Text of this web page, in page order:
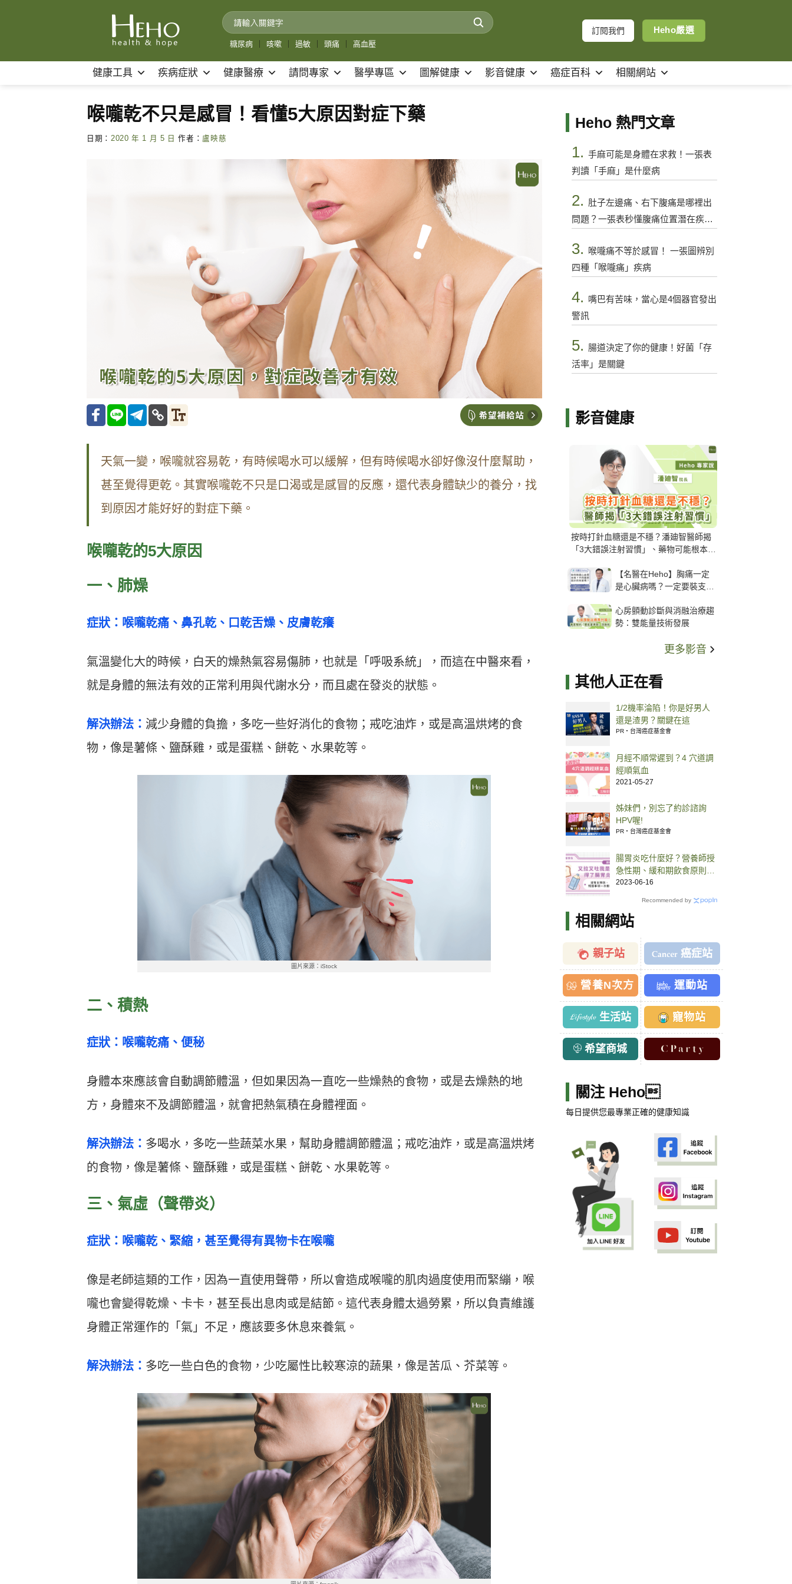
糖尿病 咳嗽 過敏 頭痛 高血壓
訂閱我們 Heho嚴選
健康工具 疾病症狀 健康醫療 請問專家 醫學專區 圖解健康 影音健康 癌症百科 相關網站
喉嚨乾不只是感冒！看懂5大原因對症下藥
日期： 2020 年 1 月 5 日 作者： 盧映慈
天氣一變，喉嚨就容易乾，有時候喝水可以緩解，但有時候喝水卻好像沒什麼幫助，
甚至覺得更乾。其實喉嚨乾不只是口渴或是感冒的反應，還代表身體缺少的養分，找
到原因才能好好的對症下藥。
喉嚨乾的5大原因
一、肺燥
症狀：喉嚨乾痛、鼻孔乾、口乾舌燥、皮膚乾癢
氣溫變化大的時候，白天的燥熱氣容易傷肺，也就是「呼吸系統」，而這在中醫來看，
就是身體的無法有效的正常利用與代謝水分，而且處在發炎的狀態。
解決辦法： 減少身體的負擔，多吃一些好消化的食物；戒吃油炸，或是高溫烘烤的食
物，像是薯條、鹽酥雞，或是蛋糕、餅乾、水果乾等。
圖片來源：iStock
二、積熱
症狀：喉嚨乾痛、便秘
身體本來應該會自動調節體溫，但如果因為一直吃一些燥熱的食物，或是去燥熱的地
方，身體來不及調節體溫，就會把熱氣積在身體裡面。
解決辦法： 多喝水，多吃一些蔬菜水果，幫助身體調節體溫；戒吃油炸，或是高溫烘烤
的食物，像是薯條、鹽酥雞，或是蛋糕、餅乾、水果乾等。
三、氣虛（聲帶炎）
症狀：喉嚨乾、緊縮，甚至覺得有異物卡在喉嚨
像是老師這類的工作，因為一直使用聲帶，所以會造成喉嚨的肌肉過度使用而緊繃，喉
嚨也會變得乾燥、卡卡，甚至長出息肉或是結節。這代表身體太過勞累，所以負責維護
身體正常運作的「氣」不足，應該要多休息來養氣。
解決辦法： 多吃一些白色的食物，少吃屬性比較寒涼的蔬果，像是苦瓜、芥菜等。
Heho 熱門文章
1. 手麻可能是身體在求救！一張表
判讀「手麻」是什麼病
2. 肚子左邊痛、右下腹痛是哪裡出
問題？一張表秒懂腹痛位置潛在疾病
3.
喉嚨痛不等於感冒！ 一張圖辨別
四種「喉嚨痛」疾病
4. 嘴巴有苦味，當心是4個器官發出
警訊
5. 腸道決定了你的健康！好菌「存
活率」是關鍵
影音健康
按時打針血糖還是不穩？潘廸智醫師揭
「3大錯誤注射習慣」、藥物可能根本沒
【名醫在Heho】胸痛一定
是心臟病嗎？一定要裝支
解析支架種類、風險與選擇
關鍵
心房顫動診斷與消融治療趨
勢：雙能量技術發展
更多影音
其他人正在看
1/2機率淪陷！你是好男人
還是渣男？關鍵在這
PR・台灣癌症基金會
月經不順常遲到？4 穴道調
經順氣血
2021-05-27
姊妹們，別忘了約診諮詢
HPV喔!
PR・台灣癌症基金會
腸胃炎吃什麼好？營養師授
急性期、緩和期飲食原則！
腸胃炎預防、照護事項一次
2023-06-16
Recommended by
相關網站
親子站 癌症站
營養N次方 運動站
生活站 寵物站
希望商城
關注 Heho
每日提供您最專業正確的健康知識